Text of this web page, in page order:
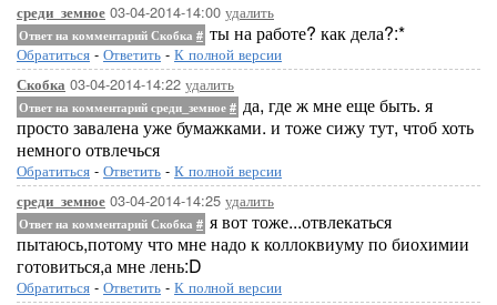
среди_земное 03-04-2014-14:00 удалить
Ответ на комментарий Скобка # ты на работе? как дела?:*
Обратиться - Ответить - К полной версии
Скобка 03-04-2014-14:22 удалить
Ответ на комментарий среди_земное # да, где ж мне еще быть. я
просто завалена уже бумажками. и тоже сижу тут, чтоб хоть
немного отвлечься
Обратиться - Ответить - К полной версии
среди_земное 03-04-2014-14:25 удалить
Ответ на комментарий Скобка # я вот тоже...отвлекаться
пытаюсь,потому что мне надо к коллоквиуму по биохимии
готовиться,а мне лень:D
Обратиться - Ответить - К полной версии